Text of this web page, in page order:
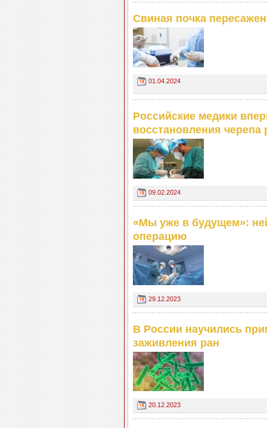
Свиная почка
01.04.2024
Российские медики
восстановления черепа
09.02.2024
«Мы уже в будущем»:
операцию
29.12.2023
В России научились
заживления ран
20.12.2023